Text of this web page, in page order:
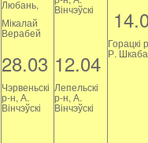
Любань,
Мікалай
Верабей
28.03
Чэрвеньскі
р-н, А.
Вінчэўскі
Вінчэўскі
12.04
Лепельскі
р-н, А.
Вінчэўскі
Горацкі
Р.